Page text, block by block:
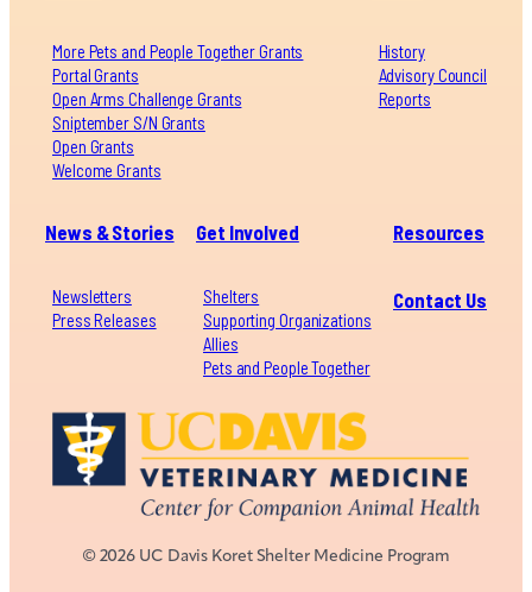
More Pets and People Together Grants
Portal Grants
Open Arms Challenge Grants
Sniptember S/N Grants
Open Grants
Welcome Grants
History
Advisory Council
Reports
News & Stories
Newsletters
Press Releases
Get Involved
Shelters
Supporting Organizations
Allies
Pets and People Together
Resources
Contact Us
© 2026 UC Davis Koret Shelter Medicine Program